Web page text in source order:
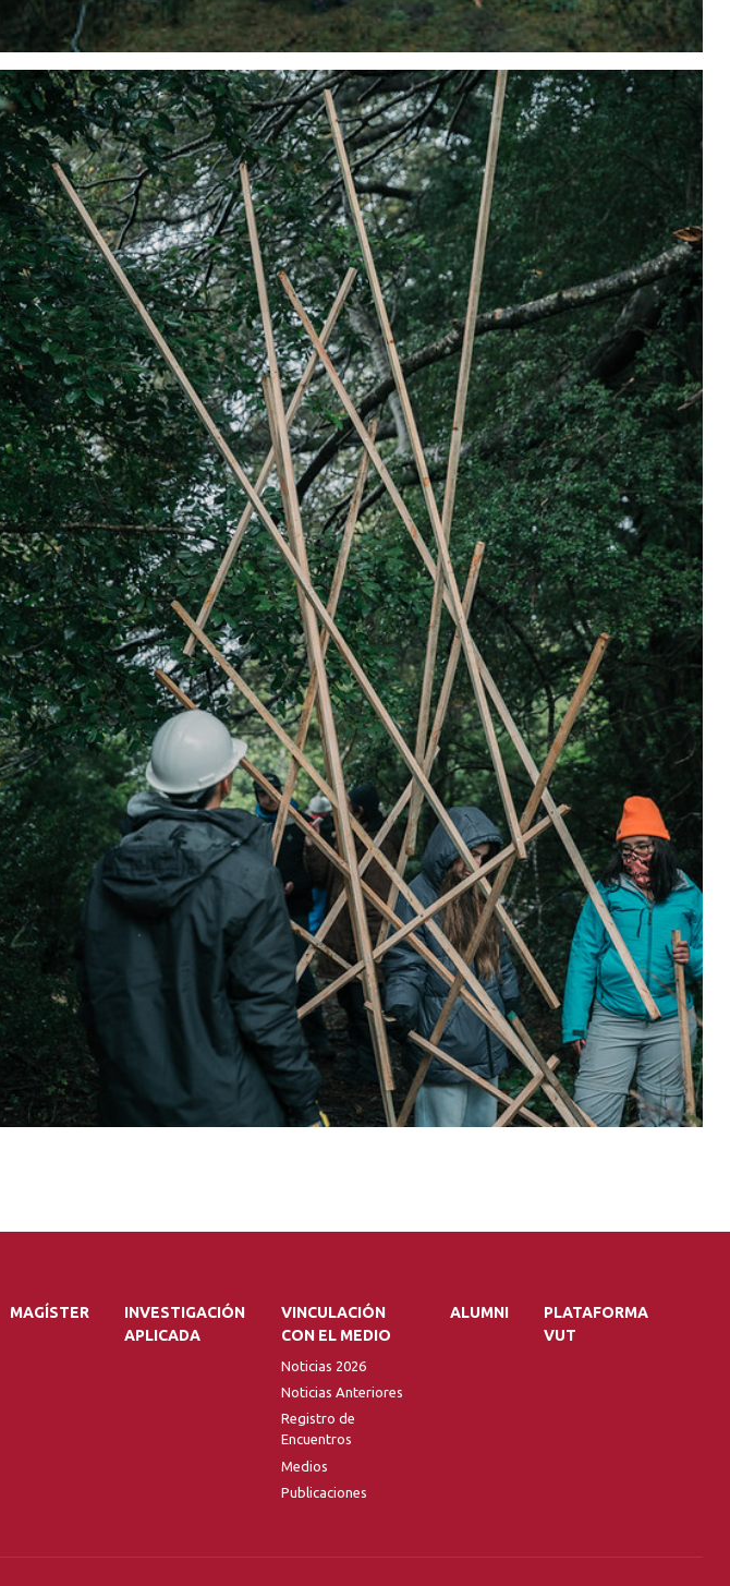
MAGÍSTER
INVESTIGACIÓN
APLICADA
VINCULACIÓN
CON EL MEDIO
Noticias 2026
Noticias Anteriores
Registro de
Encuentros
Medios
Publicaciones
ALUMNI
PLATAFORMA
VUT